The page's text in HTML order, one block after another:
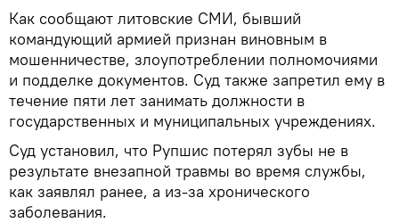
Как сообщают литовские СМИ, бывший
командующий армией признан виновным в
мошенничестве, злоупотреблении полномочиями
и подделке документов. Суд также запретил ему в
течение пяти лет занимать должности в
государственных и муниципальных учреждениях.
Суд установил, что Рупшис потерял зубы не в
результате внезапной травмы во время службы,
как заявлял ранее, а из-за хронического
заболевания.